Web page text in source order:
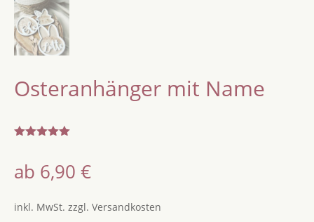
Osteranhänger mit Name
von 5,
basierend
ertungen
ab 6,90 €
inkl. MwSt. zzgl. Versandkosten